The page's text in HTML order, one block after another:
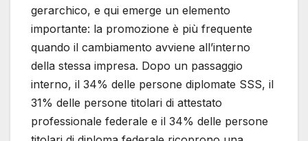
gerarchico, e qui emerge un elemento
importante: la promozione è più frequente
quando il cambiamento avviene all’interno
della stessa impresa. Dopo un passaggio
interno, il 34% delle persone diplomate SSS, il
31% delle persone titolari di attestato
professionale federale e il 34% delle persone